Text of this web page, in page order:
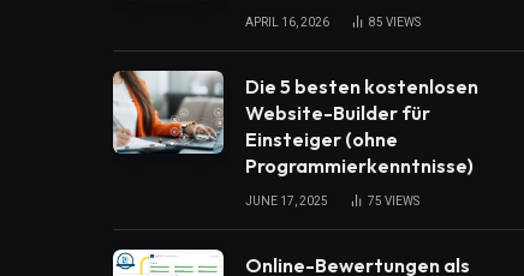
APRIL 16, 2026 85 VIEWS
Die 5 besten kostenlosen
Website-Builder für
Einsteiger (ohne
Programmierkenntnisse)
JUNE 17, 2025 75 VIEWS
Online-Bewertungen als